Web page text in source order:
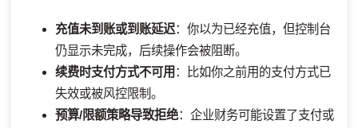
充值未到账或到账延迟：你以为已经充值，但控制台
仍显示未完成，后续操作会被阻断。
续费时支付方式不可用 ：比如你之前用的支付方式已
失效或被风控限制。
预算/限额策略导致拒绝：企业财务可能设置了支付或